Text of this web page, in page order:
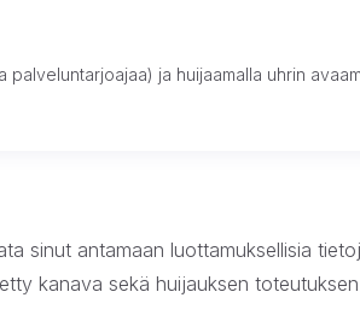
palveluntarjoajaa) ja huijaamalla uhrin
sinut antamaan luottamuksellisia
kanava sekä huijauksen toteutuksen